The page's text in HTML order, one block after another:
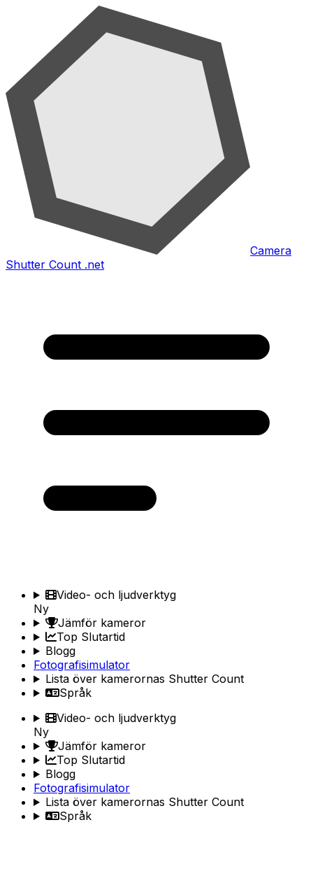
Camera
Shutter Count .net
Video- och ljudverktyg
Ny
Jämför kameror
Top Slutartid
Blogg
Fotografisimulator
Lista över kamerornas Shutter Count
Språk
Video- och ljudverktyg
Ny
Jämför kameror
Top Slutartid
Blogg
Fotografisimulator
Lista över kamerornas Shutter Count
Språk